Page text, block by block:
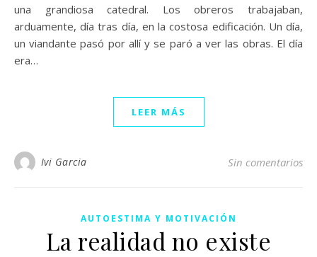
una grandiosa catedral. Los obreros trabajaban,
arduamente, día tras día, en la costosa edificación. Un día,
un viandante pasó por allí y se paró a ver las obras. El día
era…
LEER MÁS
Ivi Garcia Sin comentarios
AUTOESTIMA Y MOTIVACIÓN
La realidad no existe